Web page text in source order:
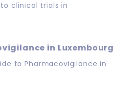
clinical trials in
in Luxembourg
to Pharmacovigilance in